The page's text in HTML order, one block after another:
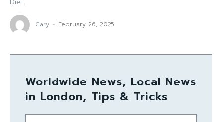
Die...
Gary - February 26, 2025
Worldwide News, Local News
in London, Tips & Tricks